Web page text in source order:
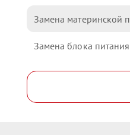
Замена материнской
Замена блока питания